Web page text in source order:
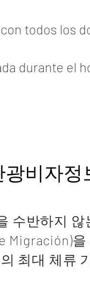
todos los
durante el
광비자정
수반하지
Migración)
최대 체류